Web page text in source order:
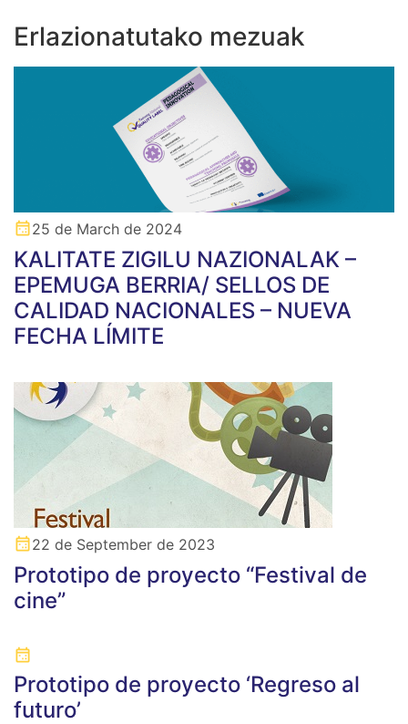
Erlazionatutako mezuak
25 de March de 2024
KALITATE ZIGILU NAZIONALAK –
EPEMUGA BERRIA/ SELLOS DE
CALIDAD NACIONALES – NUEVA
FECHA LÍMITE
22 de September de 2023
Prototipo de proyecto “Festival de
cine”
Prototipo de proyecto ‘Regreso al
futuro’